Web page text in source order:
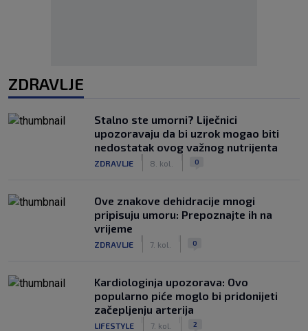
ZDRAVLJE
Stalno ste umorni? Liječnici
upozoravaju da bi uzrok mogao biti
nedostatak ovog važnog nutrijenta
ZDRAVLJE 8. kol. 0
Ove znakove dehidracije mnogi
pripisuju umoru: Prepoznajte ih na
vrijeme
ZDRAVLJE 7. kol. 0
Kardiologinja upozorava: Ovo
popularno piće moglo bi pridonijeti
začepljenju arterija
LIFESTYLE 7. kol. 2